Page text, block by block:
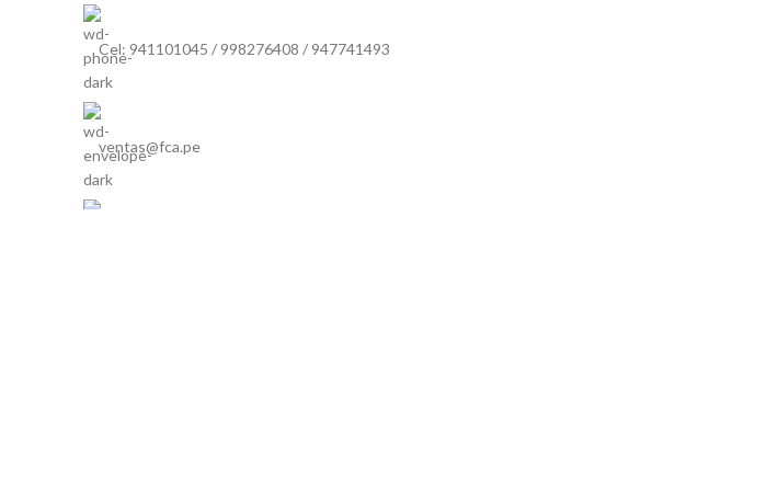
Cel: 941101045 / 998276408 / 947741493
ventas@fca.pe